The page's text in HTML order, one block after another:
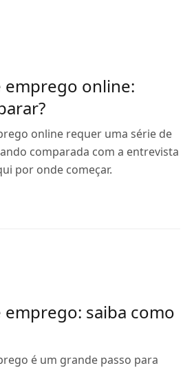
emprego online:
online requer uma série de
comparada com a entrevista
por onde começar.
emprego: saiba como
é um grande passo para